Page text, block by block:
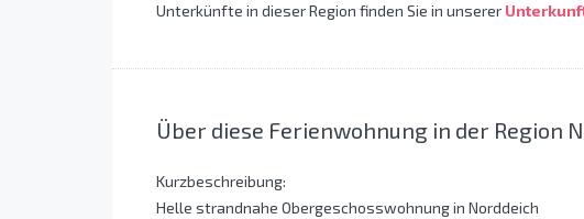
Unterkünfte in dieser Region finden Sie in unserer
Über diese Ferienwohnung in der Region
Kurzbeschreibung:
Helle strandnahe Obergeschosswohnung in Norddeich